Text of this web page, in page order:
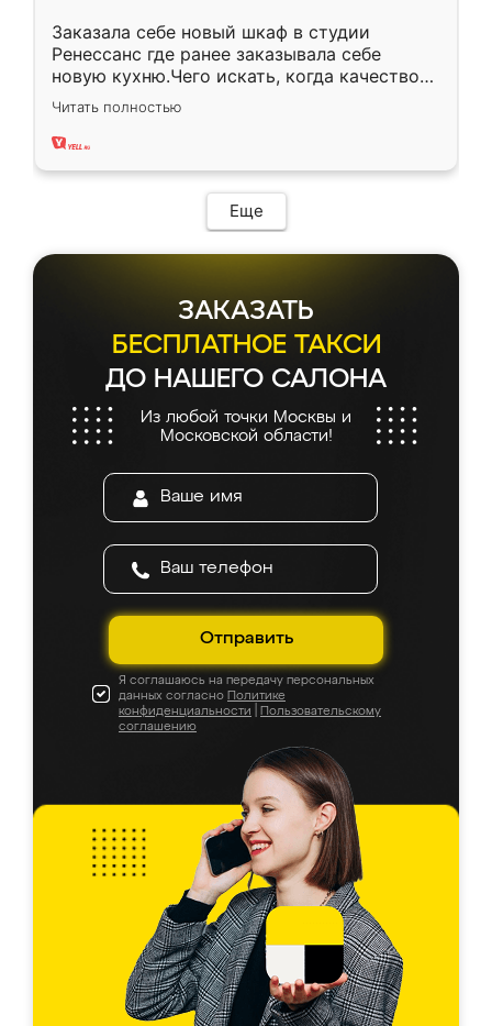
Заказала себе новый шкаф в студии
Ренессанс где ранее заказывала себе
новую кухню.Чего искать, когда качеством
вполне довольна. Служит кухня уже почти
два года, нареканий нет.
Читать полностью
Еще
ЗАКАЗАТЬ
БЕСПЛАТНОЕ ТАКСИ
ДО НАШЕГО САЛОНА
Из любой точки Москвы и
Московской области!
Отправить
Я соглашаюсь на передачу персональных
данных согласно Политике
конфиденциальности
Пользовательскому
соглашению